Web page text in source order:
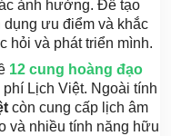
ảnh hưởng. Để tạo
dụng ưu điểm và khắc
hỏi và phát triển mình.
12 cung hoàng đạo
Lịch Việt. Ngoài tính
còn cung cấp lịch âm
và nhiều tính năng hữu